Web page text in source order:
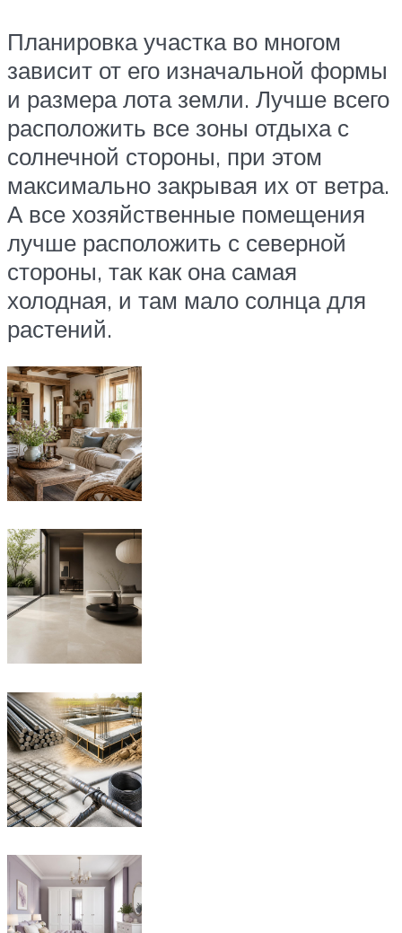
Планировка участка во многом
зависит от его изначальной формы
и размера лота земли. Лучше всего
расположить все зоны отдыха с
солнечной стороны, при этом
максимально закрывая их от ветра.
А все хозяйственные помещения
лучше расположить с северной
стороны, так как она самая
холодная, и там мало солнца для
растений.